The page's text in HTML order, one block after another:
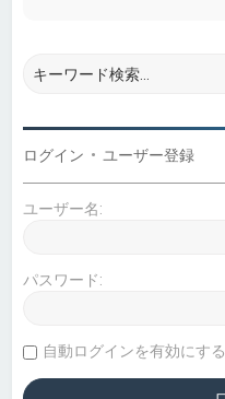
ログイン • ユーザー登録
ユーザー名:
パスワード:
自動ログインを有効にする